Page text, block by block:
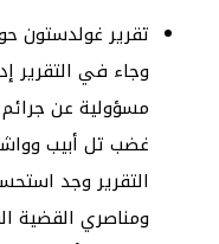
وجاء في التقرير
مسؤولية عن
غضب تل أبيب
التقرير وجد
ومناصري القضية